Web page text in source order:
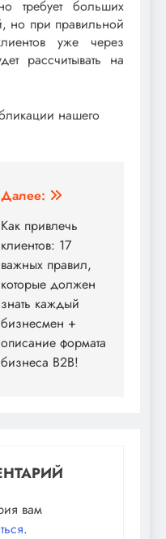
требует больших
но при правильной
уже через
рассчитывать на
нашего
Далее:
Как привлечь
клиентов: 17
важных правил,
которые должен
знать каждый
бизнесмен +
описание формата
бизнеса B2B!
вам
.